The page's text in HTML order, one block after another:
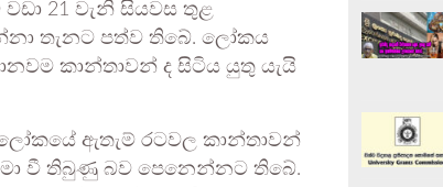
21 වැනි සියවස තුළ
තැනට පත්ව තිබේ. ලෝකය
කාන්තාවන් ද සිටිය යුතු යැයි
ලෝකයේ ඇතැම් රටවල කාන්තාවන්
වී තිබුණු බව පෙනෙන්නට තිබේ.